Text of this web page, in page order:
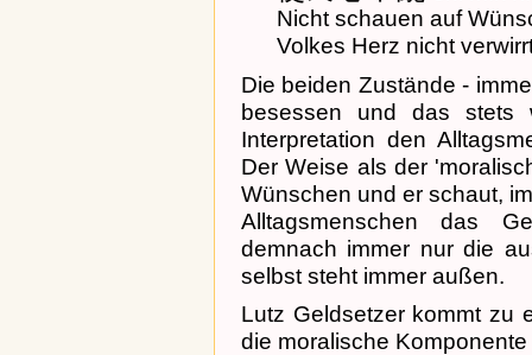
Nicht schauen auf
Volkes Herz nicht
Die beiden Zustände -
besessen und das stets
Interpretation den
Der Weise als der
Wünschen und er schaut,
Alltagsmenschen das
demnach immer nur die
selbst steht immer außen.
Lutz Geldsetzer kommt zu
die moralische